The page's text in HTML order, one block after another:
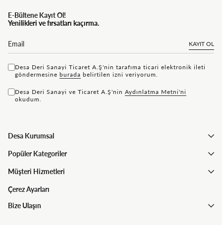
E-Bültene Kayıt Ol!
Yenilikleri ve fırsatları kaçırma.
KAYIT OL
Desa Deri Sanayi Ticaret A.Ş'nin tarafıma ticari elektronik ileti
göndermesine bu rada belirtilen izni veriyorum.
Desa Deri Sanayi ve Ticaret A.Ş'nin Aydınlatma Metni'ni
okudum.
Desa Kurumsal
Popüler Kategoriler
Müşteri Hizmetleri
Çerez Ayarları
Bize Ulaşın